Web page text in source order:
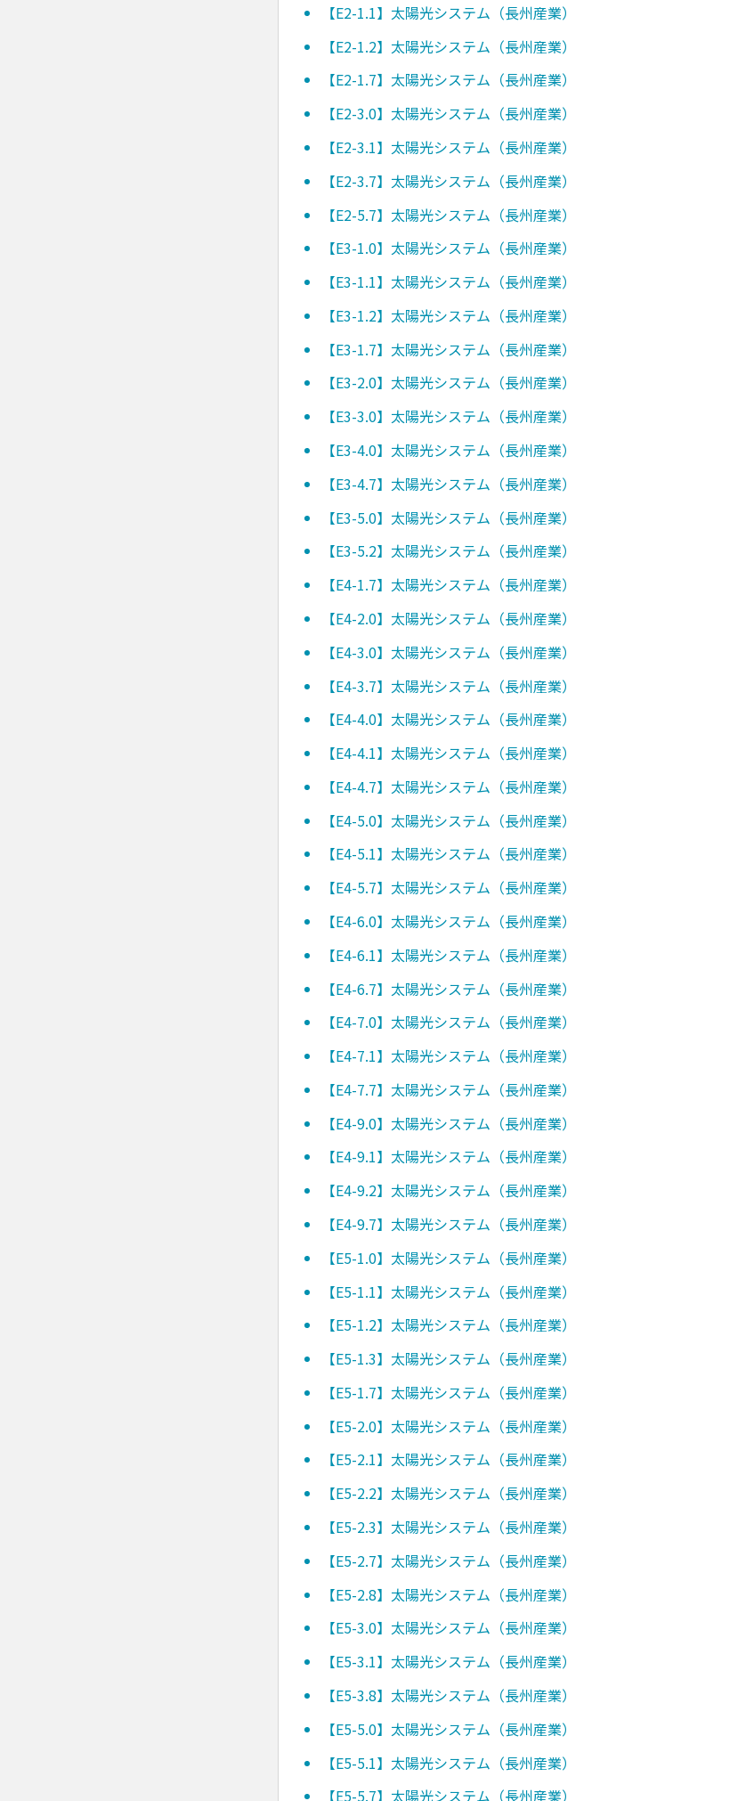
【E2-1.1】太陽光システム（長州産業）
【E2-1.2】太陽光システム（長州産業）
【E2-1.7】太陽光システム（長州産業）
【E2-3.0】太陽光システム（長州産業）
【E2-3.1】太陽光システム（長州産業）
【E2-3.7】太陽光システム（長州産業）
【E2-5.7】太陽光システム（長州産業）
【E3-1.0】太陽光システム（長州産業）
【E3-1.1】太陽光システム（長州産業）
【E3-1.2】太陽光システム（長州産業）
【E3-1.7】太陽光システム（長州産業）
【E3-2.0】太陽光システム（長州産業）
【E3-3.0】太陽光システム（長州産業）
【E3-4.0】太陽光システム（長州産業）
【E3-4.7】太陽光システム（長州産業）
【E3-5.0】太陽光システム（長州産業）
【E3-5.2】太陽光システム（長州産業）
【E4-1.7】太陽光システム（長州産業）
【E4-2.0】太陽光システム（長州産業）
【E4-3.0】太陽光システム（長州産業）
【E4-3.7】太陽光システム（長州産業）
【E4-4.0】太陽光システム（長州産業）
【E4-4.1】太陽光システム（長州産業）
【E4-4.7】太陽光システム（長州産業）
【E4-5.0】太陽光システム（長州産業）
【E4-5.1】太陽光システム（長州産業）
【E4-5.7】太陽光システム（長州産業）
【E4-6.0】太陽光システム（長州産業）
【E4-6.1】太陽光システム（長州産業）
【E4-6.7】太陽光システム（長州産業）
【E4-7.0】太陽光システム（長州産業）
【E4-7.1】太陽光システム（長州産業）
【E4-7.7】太陽光システム（長州産業）
【E4-9.0】太陽光システム（長州産業）
【E4-9.1】太陽光システム（長州産業）
【E4-9.2】太陽光システム（長州産業）
【E4-9.7】太陽光システム（長州産業）
【E5-1.0】太陽光システム（長州産業）
【E5-1.1】太陽光システム（長州産業）
【E5-1.2】太陽光システム（長州産業）
【E5-1.3】太陽光システム（長州産業）
【E5-1.7】太陽光システム（長州産業）
【E5-2.0】太陽光システム（長州産業）
【E5-2.1】太陽光システム（長州産業）
【E5-2.2】太陽光システム（長州産業）
【E5-2.3】太陽光システム（長州産業）
【E5-2.7】太陽光システム（長州産業）
【E5-2.8】太陽光システム（長州産業）
【E5-3.0】太陽光システム（長州産業）
【E5-3.1】太陽光システム（長州産業）
【E5-3.8】太陽光システム（長州産業）
【E5-5.0】太陽光システム（長州産業）
【E5-5.1】太陽光システム（長州産業）
【E5-5.7】太陽光システム（長州産業）